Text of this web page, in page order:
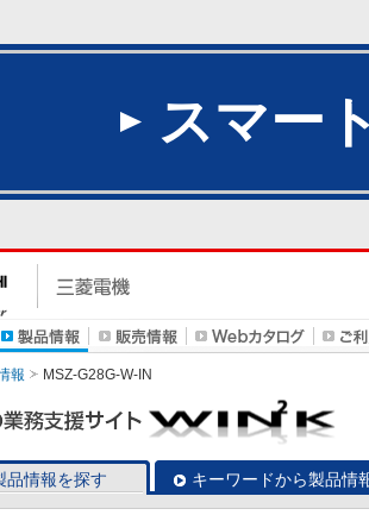
スマー
報 MSZ-G28G-W-IN
品情報を探す キーワードから製品情